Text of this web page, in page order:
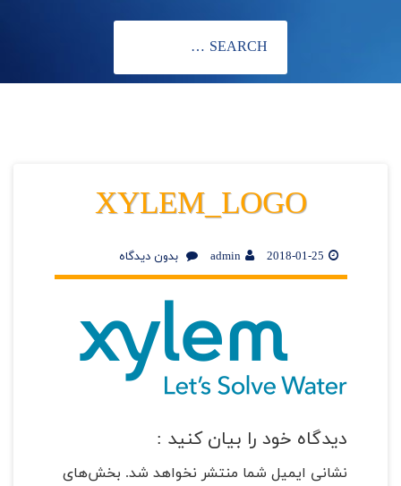
XYLEM_LOGO
2018-01-25
admin بدون دیدگاه
دیدگاه خود را بیان کنید :
نشانی ایمیل شما منتشر نخواهد شد. بخش‌های